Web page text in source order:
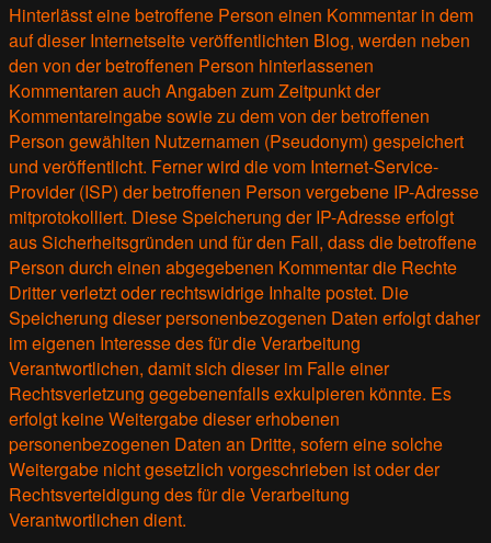
Hinterlässt eine betroffene Person einen Kommentar in dem
auf dieser Internetseite veröffentlichten Blog, werden neben
den von der betroffenen Person hinterlassenen
Kommentaren auch Angaben zum Zeitpunkt der
Kommentareingabe sowie zu dem von der betroffenen
Person gewählten Nutzernamen (Pseudonym) gespeichert
und veröffentlicht. Ferner wird die vom Internet-Service-
Provider (ISP) der betroffenen Person vergebene IP-Adresse
mitprotokolliert. Diese Speicherung der IP-Adresse erfolgt
aus Sicherheitsgründen und für den Fall, dass die betroffene
Person durch einen abgegebenen Kommentar die Rechte
Dritter verletzt oder rechtswidrige Inhalte postet. Die
Speicherung dieser personenbezogenen Daten erfolgt daher
im eigenen Interesse des für die Verarbeitung
Verantwortlichen, damit sich dieser im Falle einer
Rechtsverletzung gegebenenfalls exkulpieren könnte. Es
erfolgt keine Weitergabe dieser erhobenen
personenbezogenen Daten an Dritte, sofern eine solche
Weitergabe nicht gesetzlich vorgeschrieben ist oder der
Rechtsverteidigung des für die Verarbeitung
Verantwortlichen dient.